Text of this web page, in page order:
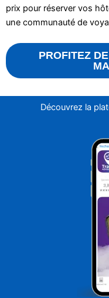
prix pour réserver vos
une communauté de
PROFITEZ
Découvrez la